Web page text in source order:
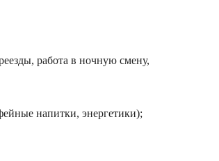
работа в ночную смену,
напитки, энергетики);